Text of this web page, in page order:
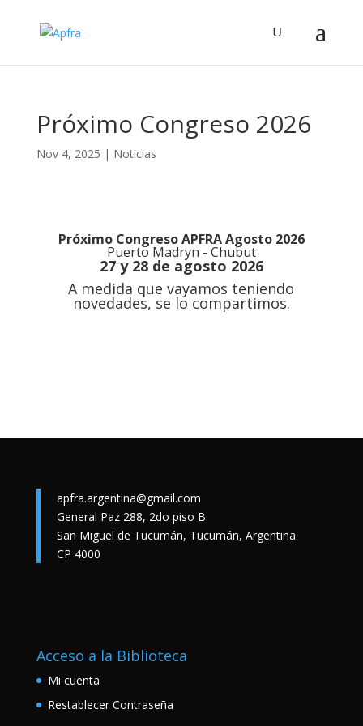
Próximo Congreso 2026
Nov 4, 2025 | Noticias
Próximo Congreso APFRA Agosto 2026
Puerto Madryn - Chubut
27 y 28 de agosto 2026
A medida que vayamos teniendo
novedades, se lo compartimos.
apfra.argentina@gmail.com
General Paz 288, 2do piso B.
San Miguel de Tucumán, Tucumán, Argentina.
CP 4000
Acceso a la Biblioteca
Mi cuenta
Restablecer Contraseña